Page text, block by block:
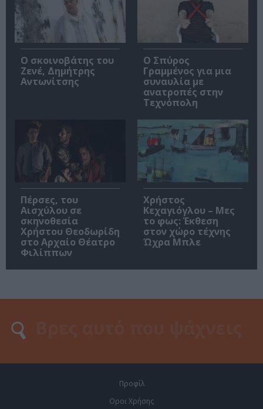
Ο σκοινοβάτης του
Ζενέ, Δημήτρης
Αντωνίτσης
Ο Σπύρος
Γραμμένος για μια
συναυλία με
ανατροπές στην
Τεχνόπολη
Πέρσες, του
Αισχύλου σε
σκηνοθεσία
Χρήστου Θεοδωρίδη
στο Αρχαίο Θέατρο
Φιλίππων
Χρήστος
Κεχαγιόγλου – Μες
το φως: Έκθεση
στον χώρο τέχνης
Ώχρα Μπλε
Προφίλ
Οροι Χρήσης